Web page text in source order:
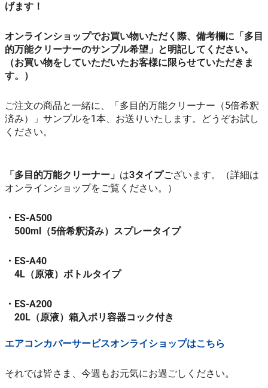
げます！
オンラインショップでお買い物いただく際、備考欄に「多目
的万能クリーナーのサンプル希望」と明記してください。
（お買い物をしていただいたお客様に限らせていただきま
す。）
ご注文の商品と一緒に、「多目的万能クリーナー（5倍希釈
済み）」サンプルを1本、お送りいたします。どうぞお試し
ください。
「多目的万能クリーナー」 は3タイプございます。（詳細は
オンラインショップをご覧ください。）
・ES-A500
500ml（5倍希釈済み）スプレータイプ
・ES-A40
4L（原液）ボトルタイプ
・ES-A200
20L（原液）箱入ポリ容器コック付き
エアコンカバーサービスオンライショップはこちら
それでは皆さま、今週もお元気にお過ごしください。